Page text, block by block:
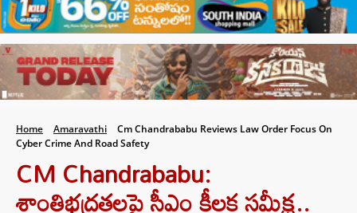
Home Amaravathi
Cm Chandrababu Reviews Law Order Focus On
Cyber Crime And Road Safety
CM Chandrababu:
శాంతిభద్రతలపై సీఎం కీలక సమీక్ష..